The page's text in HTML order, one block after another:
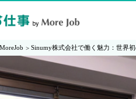
Sinumy株式会社で働く魅力：世界